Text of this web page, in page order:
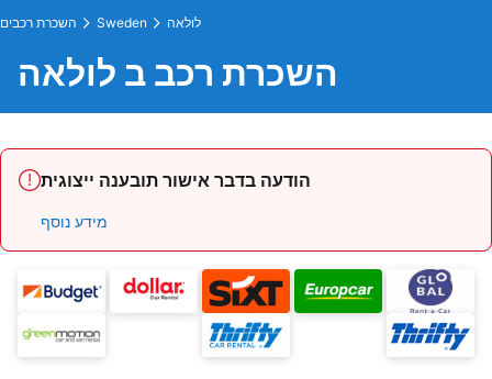
השכרת רכבים Sweden לולאה
השכרת רכב ב לולאה
הודעה בדבר אישור תובענה ייצוגית
מידע נוסף